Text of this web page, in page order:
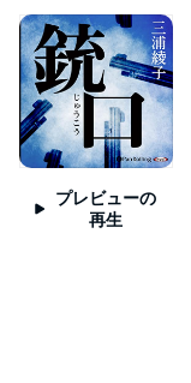
プレビューの
再生